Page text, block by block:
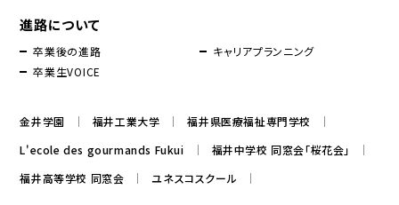
進路について
卒業後の進路
キャリアプランニング
卒業生VOICE
金井学園 福井工業大学
福井県医療福祉専門学校
L'ecole des gourmands Fukui
福井中学校 同窓会「桜花会」
福井高等学校 同窓会
ユネスコスクール